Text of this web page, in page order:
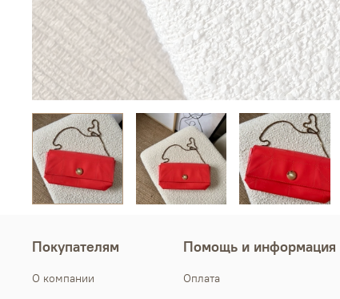
Покупателям
О компании
Помощь и информация
Оплата